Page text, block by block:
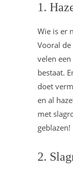
1.
Wie is er
Vooral
velen
bestaat.
doet
en al
met
geblazen!
2.